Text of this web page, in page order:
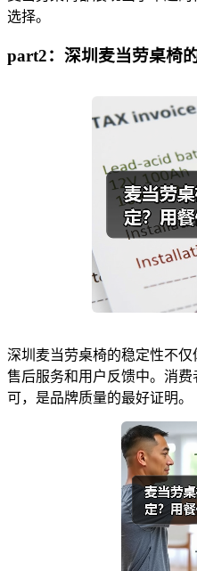
选择。
part2：深圳麦当劳桌椅
深圳麦当劳桌椅的稳定性不
售后服务和用户反馈中。消
可，是品牌质量的最好证明。